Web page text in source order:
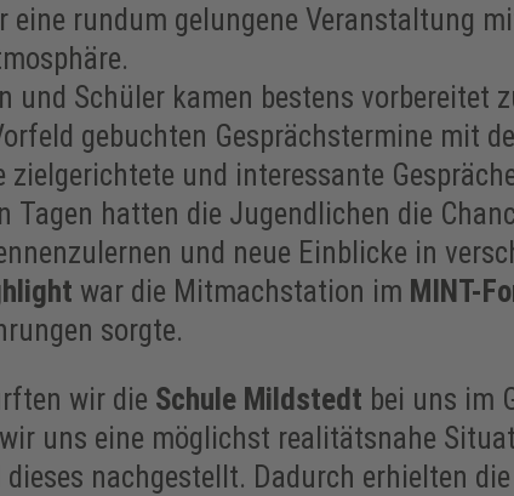
eine rundum gelungene Veranstaltung
und Schüler kamen bestens vorbereitet
gebuchten Gesprächstermine mit
zielgerichtete und interessante
Tagen hatten die Jugendlichen die
und neue Einblicke in
war die Mitmachstation im MINT-
sorgte.
wir die Schule Mildstedt bei uns im
wir uns eine möglichst realitätsnahe
nachgestellt. Dadurch erhielten